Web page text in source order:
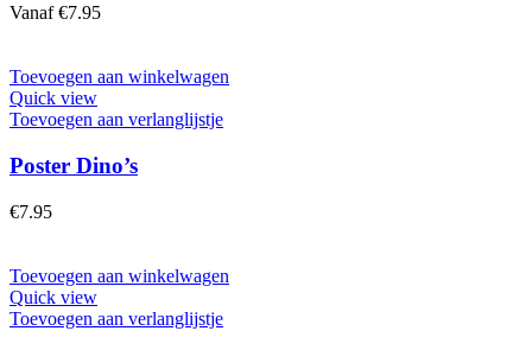
Vanaf €7.95
Toevoegen aan winkelwagen
Quick view
Toevoegen aan verlanglijstje
Poster Dino’s
€7.95
Toevoegen aan winkelwagen
Quick view
Toevoegen aan verlanglijstje